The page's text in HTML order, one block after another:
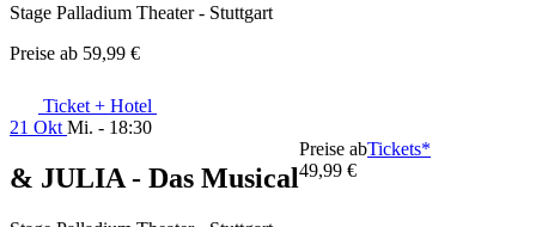
Stage Palladium Theater - Stuttgart
Preise ab 59,99 €
Ticket + Hotel
21 Okt Mi. - 18:30
& JULIA - Das Musical
Preise ab
49,99 €
Tickets*